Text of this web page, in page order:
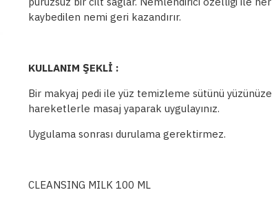
kaybedilen nemi geri kazandırır.
KULLANIM ŞEKLİ :
Bir makyaj pedi ile yüz temizleme sütünü
hareketlerle masaj yaparak uygulayınız.
Uygulama sonrası durulama gerektirmez.
CLEANSING MILK 100 ML